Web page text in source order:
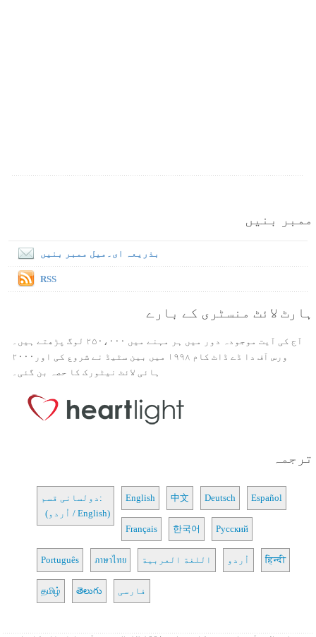
ممبر بنیں
بذریعہ ای۔میل ممبر بنیں
RSS
ہارٹ لائٹ منسٹری کے بارے
آج کی آیت موجودہ دور میں ہر مہنے میں ۲۵۰،۰۰۰ لوگ پڑھتے ہیں۔
ورس آف دا ڈے ڈاٹ کام ۱۹۹۸ میں بین سٹیڈ نے شروع کی اور۲۰۰۰
ہائی لائٹ نیٹورک کا حصہ بن گئی۔
ترجمہ
دولسانی قسم:
(اُردو / English)
English 中文 Deutsch Español
Français 한국어 Русский
Português ภาษาไทย اللغة العربية اُردو हिन्दी
தமிழ் తెలుగు فارسی